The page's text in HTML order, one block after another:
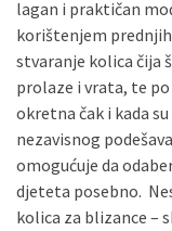
Sve banke
ECC
lagan i praktičan
korištenjem
stvaranje kolica čija
prolaze i vrata, te
okretna čak i kada
nezavisnog
omogućuje da
djeteta posebno.
kolica za blizance –